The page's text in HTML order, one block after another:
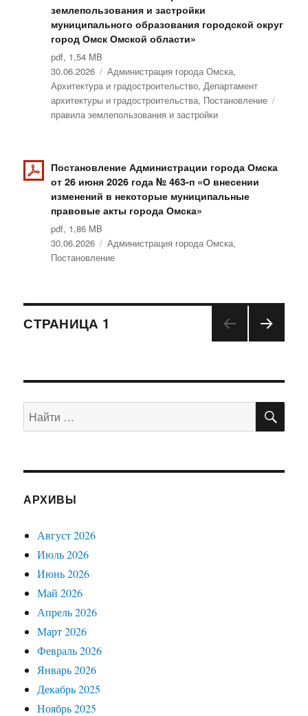
землепользования и застройки
муниципального образования городской округ
город Омск Омской области»
pdf, 1,54 MB
Опубликовано
30.06.2026 Рубрики
Администрация города Омска,
Архитектура и градостроительство,Департамент
архитектуры и градостроительства, Постановление
правила землепользования и застройки
Постановление Администрации города Омска
от 26 июня 2026 года № 463-п «О внесении
изменений в некоторые муниципальные
правовые акты города Омска»
pdf, 1,86 MB
Опубликовано
30.06.2026 Рубрики
Администрация города Омска,
Постановление
Навигация
записям
СТРАНИЦА 1
СТРА
НИЦ
Искать:
АРХИВЫ
Август 2026
Июль 2026
Июнь 2026
Май 2026
Апрель 2026
Март 2026
Февраль 2026
Январь 2026
Декабрь 2025
Ноябрь 2025